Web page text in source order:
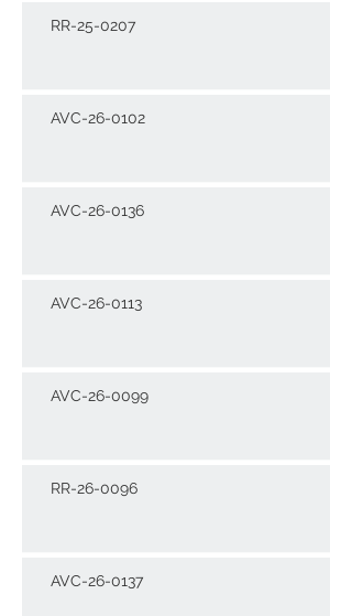
RR-25-0207
AVC-26-0102
AVC-26-0136
AVC-26-0113
AVC-26-0099
RR-26-0096
AVC-26-0137